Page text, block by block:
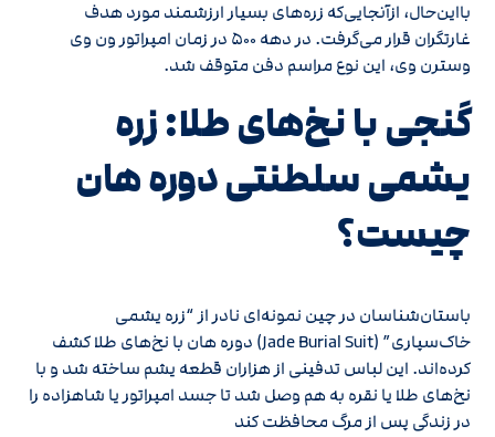
بااین‌حال، ازآنجایی‌که زره‌های بسیار ارزشمند مورد هدف
غارتگران قرار می‌گرفت. در دهه ۵۰۰ در زمان امپراتور ون وی
وسترن وی، این نوع مراسم دفن متوقف شد.
گنجی با نخ‌های طلا: زره
یشمی سلطنتی دوره هان
چیست؟
باستان‌شناسان در چین نمونه‌ای نادر از “زره یشمی
خاک‌سپاری” (Jade Burial Suit) دوره هان با نخ‌های طلا کشف
کرده‌اند. این لباس تدفینی از هزاران قطعه یشم ساخته شد و با
نخ‌های طلا یا نقره به هم وصل شد تا جسد امپراتور یا شاهزاده را
در زندگی پس از مرگ محافظت کند